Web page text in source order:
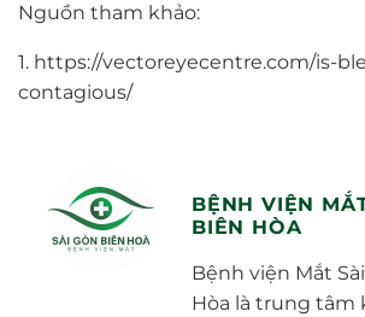
Nguồn tham khảo:
1. https://vectoreyecentre.com/is-
contagious/
BỆNH VIỆN
BIÊN HÒA
Bệnh viện Mắt
Hòa là trung tâm